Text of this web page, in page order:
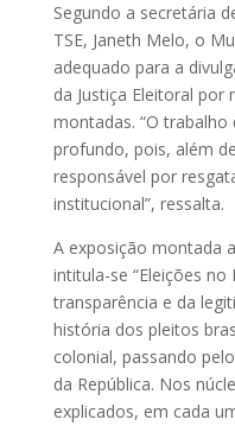
Segundo a secretária
TSE, Janeth Melo, o
adequado para a
da Justiça Eleitoral por
montadas. “O
profundo, pois, além
responsável por
institucional”, ressalta.
A exposição montada
intitula-se “Eleições no
transparência e da
história dos pleitos
colonial, passando
da República. Nos
explicados, em cada